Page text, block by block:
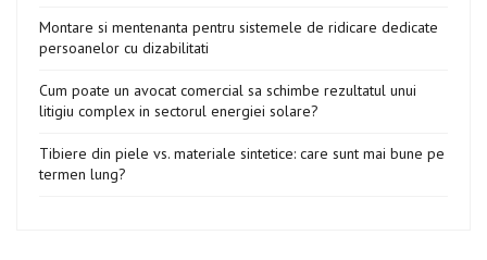
Montare si mentenanta pentru sistemele de ridicare dedicate
persoanelor cu dizabilitati
Cum poate un avocat comercial sa schimbe rezultatul unui
litigiu complex in sectorul energiei solare?
Tibiere din piele vs. materiale sintetice: care sunt mai bune pe
termen lung?